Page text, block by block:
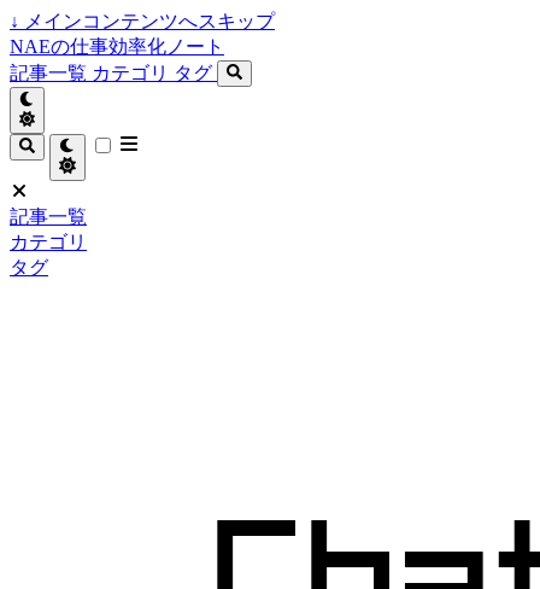
↓ メインコンテンツへスキップ
NAEの仕事効率化ノート
記事一覧 カテゴリ タグ
記事一覧
カテゴリ
タグ